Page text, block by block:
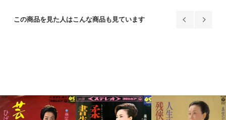
この商品を見た人はこんな商品も見ています